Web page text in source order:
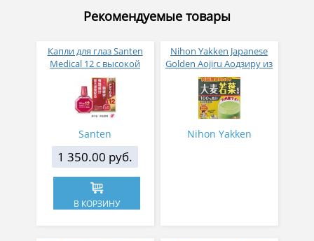
Рекомендуемые товары
Капли для глаз Santen
Medical 12 с высокой
концентрацией
активных компонентов
12 мл
Santen
1 350.00 руб.
В КОРЗИНУ
Nihon Yakken Japanese
Golden Aojiru Аодзиру из
листьев молодого
ячменя
Nihon Yakken